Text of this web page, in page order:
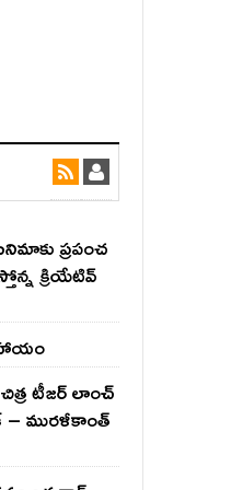
ప్రపంచ
క్రియేటివ్
టీజర్ లాంచ్
– మురళీకాంత్